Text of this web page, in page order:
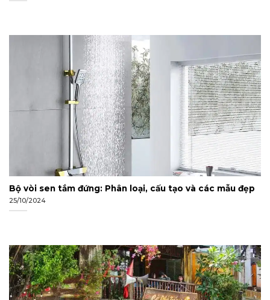
Bộ vòi sen tắm đứng: Phân loại, cấu tạo và các mẫu đẹp
25/10/2024